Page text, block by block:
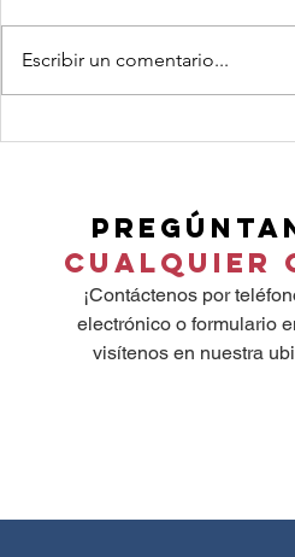
Allies In Caring visitó
país que está
divisiones políticas.
Escribir un comentario...
Cualquier
¡Contáctenos por
electrónico o formulario
visítenos en nuestra